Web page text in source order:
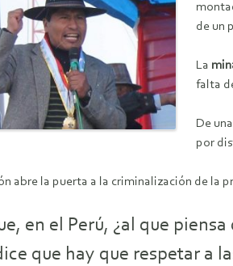
de un
La
falta
De
por
abre la puerta a la criminalización de la
en el Perú, ¿al que
que hay que respetar a